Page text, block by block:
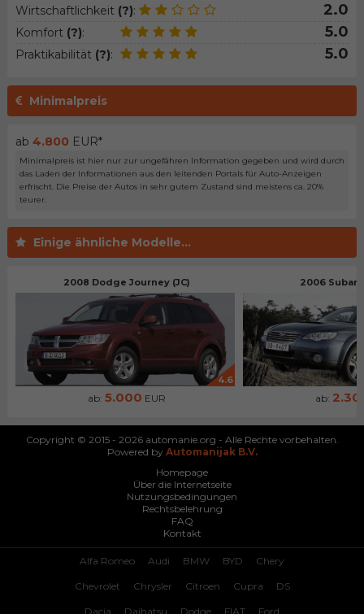
Wirtschaftlichkeit (?): 2.0
Komfort (?): 5.0
Praktikabilität (?): 5.0
Minimalpreis
ab 4.800 EUR*
Minimalpreis ist hier nur zur ungefähren Information gegeben und wird durch
das Laden der Informationen aus den leitenden Portals für Auto-Anzeigen
erfrischt. Die Preise der Autos in sehr gutem Zustand sind meistens ca. 20%
teurer.
Einige ähnliche Modelle...
2008 Dodge Journey (JC)
4.6
ab:5.000 EUR
2006
ab:
Copyright © 2015 - 2026 automanie.org - Alle Rechte vorbehalten.
Powered by Automanijak B.V.
Homepage
Über die Internetseite
Nutzungsbedingungen
Rechtsbelehrung
FAQ
Kontakt
Alfa Romeo Audi BMW BYD Chery
Chevrolet Chrysler Citroen Cupra DS
Dacia Daihatsu Dodge FIAT Ford